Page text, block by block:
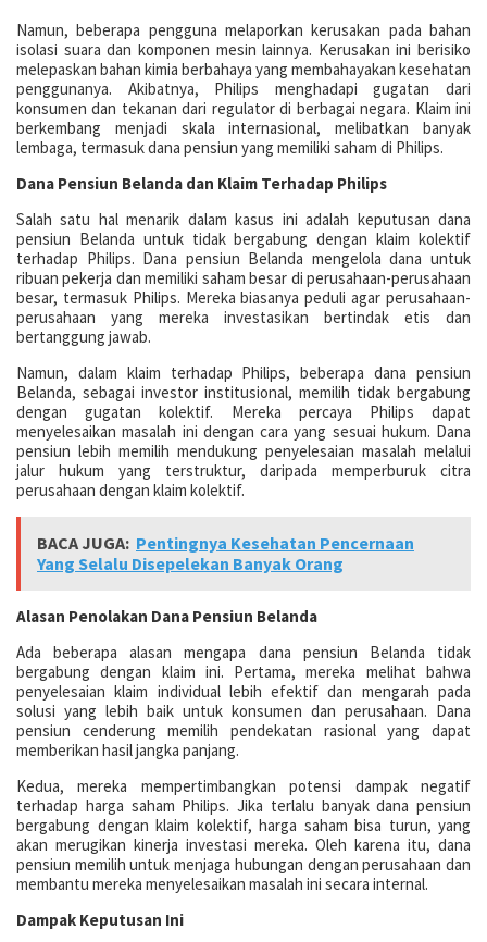
Namun, beberapa pengguna melaporkan kerusakan pada bahan
isolasi suara dan komponen mesin lainnya. Kerusakan ini berisiko
melepaskan bahan kimia berbahaya yang membahayakan kesehatan
penggunanya. Akibatnya, Philips menghadapi gugatan dari
konsumen dan tekanan dari regulator di berbagai negara. Klaim ini
berkembang menjadi skala internasional, melibatkan banyak
lembaga, termasuk dana pensiun yang memiliki saham di Philips.
Dana Pensiun Belanda dan Klaim Terhadap Philips
Salah satu hal menarik dalam kasus ini adalah keputusan dana
pensiun Belanda untuk tidak bergabung dengan klaim kolektif
terhadap Philips. Dana pensiun Belanda mengelola dana untuk
ribuan pekerja dan memiliki saham besar di perusahaan-perusahaan
besar, termasuk Philips. Mereka biasanya peduli agar perusahaan-
perusahaan yang mereka investasikan bertindak etis dan
bertanggung jawab.
Namun, dalam klaim terhadap Philips, beberapa dana pensiun
Belanda, sebagai investor institusional, memilih tidak bergabung
dengan gugatan kolektif. Mereka percaya Philips dapat
menyelesaikan masalah ini dengan cara yang sesuai hukum. Dana
pensiun lebih memilih mendukung penyelesaian masalah melalui
jalur hukum yang terstruktur, daripada memperburuk citra
perusahaan dengan klaim kolektif.
BACA JUGA: Pentingnya Kesehatan Pencernaan
Yang Selalu Disepelekan Banyak Orang
Alasan Penolakan Dana Pensiun Belanda
Ada beberapa alasan mengapa dana pensiun Belanda tidak
bergabung dengan klaim ini. Pertama, mereka melihat bahwa
penyelesaian klaim individual lebih efektif dan mengarah pada
solusi yang lebih baik untuk konsumen dan perusahaan. Dana
pensiun cenderung memilih pendekatan rasional yang dapat
memberikan hasil jangka panjang.
Kedua, mereka mempertimbangkan potensi dampak negatif
terhadap harga saham Philips. Jika terlalu banyak dana pensiun
bergabung dengan klaim kolektif, harga saham bisa turun, yang
akan merugikan kinerja investasi mereka. Oleh karena itu, dana
pensiun memilih untuk menjaga hubungan dengan perusahaan dan
membantu mereka menyelesaikan masalah ini secara internal.
Dampak Keputusan Ini